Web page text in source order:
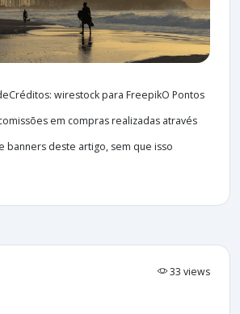
wirestock para FreepikO Pontos
em compras realizadas através
banners deste artigo, sem que isso
33 views